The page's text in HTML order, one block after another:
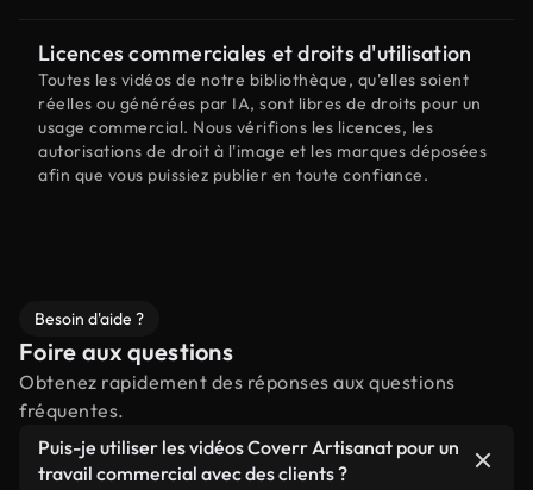
Licences commerciales et droits d'utilisation
Toutes les vidéos de notre bibliothèque, qu'elles soient
réelles ou générées par IA, sont libres de droits pour un
usage commercial. Nous vérifions les licences, les
autorisations de droit à l'image et les marques déposées
afin que vous puissiez publier en toute confiance.
Besoin d'aide ?
Foire aux questions
Obtenez rapidement des réponses aux questions
fréquentes.
Puis-je utiliser les vidéos Coverr Artisanat pour un
travail commercial avec des clients ?